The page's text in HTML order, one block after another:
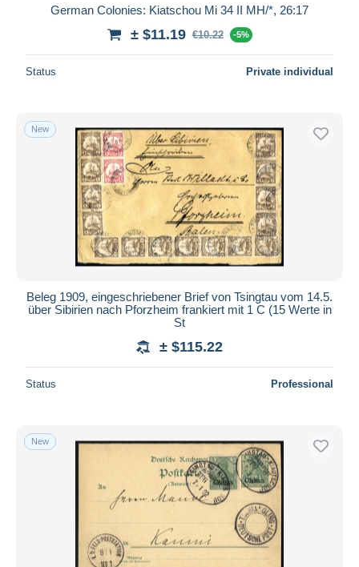
German Colonies: Kiatschou Mi 34 II MH/*, 26:17
± $11.19 €10.22 -5%
Status Private individual
New
Beleg 1909, eingeschriebener Brief von Tsingtau vom 14.5.
über Sibirien nach Pforzheim frankiert mit 1 C (15 Werte in
St
± $115.22
Status Professional
New